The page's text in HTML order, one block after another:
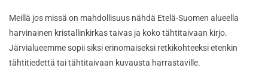
Meillä jos missä on mahdollisuus nähdä Etelä-Suomen alueella
harvinainen kristallinkirkas taivas ja koko tähtitaivaan kirjo.
Järvialueemme sopii siksi erinomaiseksi retkikohteeksi etenkin
tähtitiedettä tai tähtitaivaan kuvausta harrastaville.